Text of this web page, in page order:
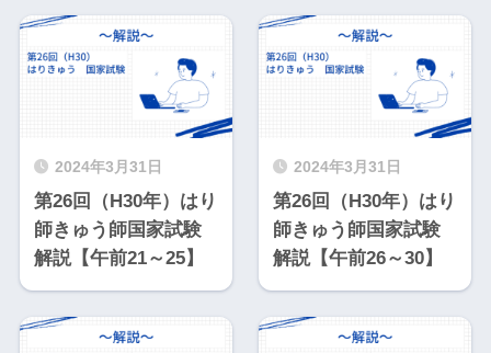
2024年3月31日
第26回（H30年）はり
師きゅう師国家試験
解説【午前21～25】
2024年3月31日
第26回（H30年）はり
師きゅう師国家試験
解説【午前26～30】